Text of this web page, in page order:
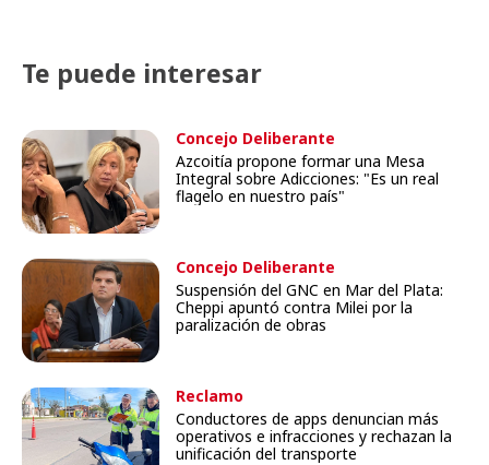
Te puede interesar
Concejo Deliberante
Azcoitía propone formar una Mesa
Integral sobre Adicciones: "Es un real
flagelo en nuestro país"
Concejo Deliberante
Suspensión del GNC en Mar del Plata:
Cheppi apuntó contra Milei por la
paralización de obras
Reclamo
Conductores de apps denuncian más
operativos e infracciones y rechazan la
unificación del transporte